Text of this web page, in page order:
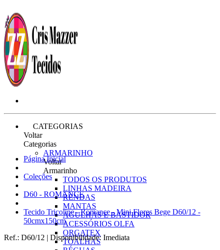
CATEGORIAS
Voltar
Categorias
ARMARINHO
Voltar
Armarinho
TODOS OS PRODUTOS
LINHAS MADEIRA
RENDAS
MANTAS
AGULHAS E BASTIDOR
ACESSÓRIOS OLFA
ORGATEX
TOALHAS
Página Inicial
Coleções
D60 - ROMANCE
Tecido Tricoline - Romance - Mini Flores Bege D60/12 -
50cmx150cm
Ref.: D60/12 | Disponibilidade: Imediata